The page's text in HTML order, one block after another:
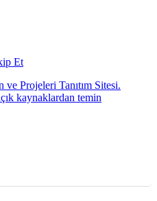
Et
Projeleri Tanıtım Sitesi.
kaynaklardan temin